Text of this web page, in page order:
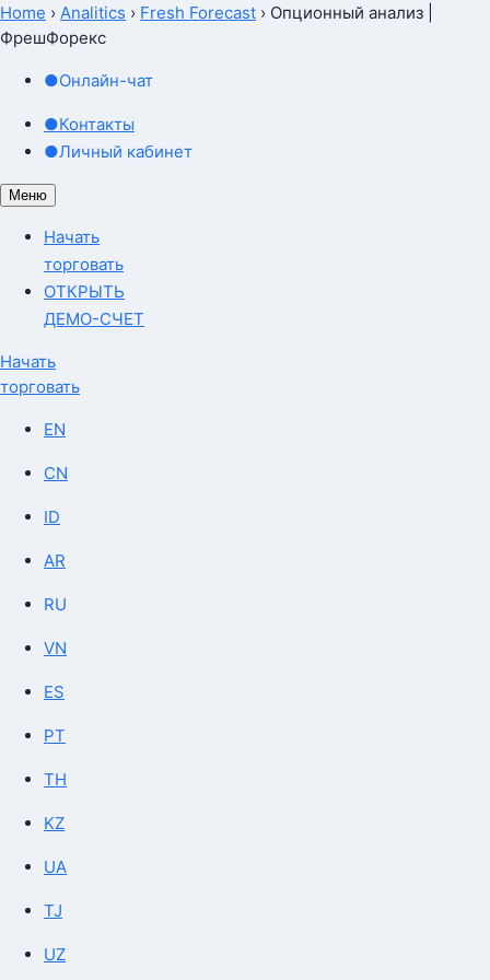
Home › Analitics › Fresh Forecast › Опционный анализ |
ФрешФорекс
●Онлайн-чат
●Контакты
●Личный кабинет
Меню
Начать
торговать
ОТКРЫТЬ
ДЕМО-СЧЕТ
Начать
торговать
EN
CN
ID
AR
RU
VN
ES
PT
TH
KZ
UA
TJ
UZ